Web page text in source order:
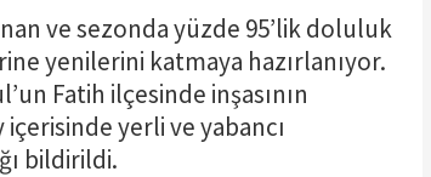
ve sezonda yüzde 95’lik doluluk
yenilerini katmaya hazırlanıyor.
Fatih ilçesinde inşasının
yerli ve yabancı
bildirildi.